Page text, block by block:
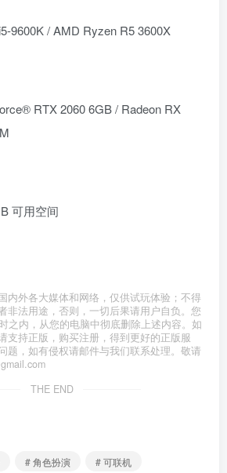
9600K / AMD Ryzen R5 3600X
RTX 2060 6GB / Radeon RX
可用空间
内外各大媒体和网络，仅供试玩体验；不得
非法用途，否则，一切后果请用户自负。您
之内，从您的电脑中彻底删除上述内容。如
支持正版，购买注册，得到更好的正版服
题，如有侵权请邮件与我们联系处理。敬请
THE END
# 角色扮演 # 可联机